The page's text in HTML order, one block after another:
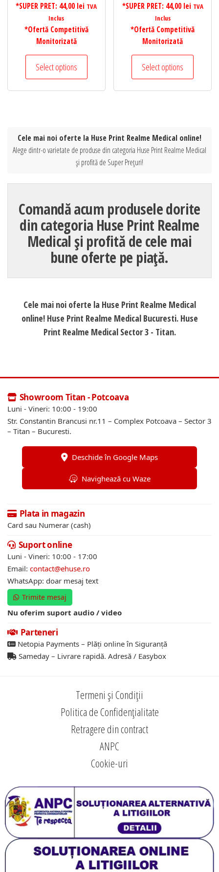
*SUPER PRET: 44,00 lei TVA
Inclus
*Ofertă Competitivă
Monitorizată
Select options
*SUPER PRET: 44,00 lei TVA
Inclus
*Ofertă Competitivă
Monitorizată
Select options
Cele mai noi oferte la Huse Print Realme Medical online!
Alege dintr-o varietate de produse din categoria Huse Print Realme Medical
și profită de Super Prețuri!
Comandă acum produsele dorite
din categoria Huse Print Realme
Medical și profită de cele mai
bune oferte pe piață.
Cele mai noi oferte la Huse Print Realme Medical
online! Huse Print Realme Medical Bucuresti. Huse
Print Realme Medical Sector 3 - Titan.
Showroom Titan - Potcoava
Luni - Vineri: 10:00 - 19:00
Str. Constantin Brancusi nr.11 – Complex Potcoava – Sector 3
– Titan – Bucuresti.
Deschide în Google Maps
Navighează cu Waze
Plata in magazin
Card sau Numerar (cash)
Suport online
Luni - Vineri: 10:00 - 17:00
Email: contact@ehuse.ro
WhatsApp: doar mesaj text
Trimite mesaj
Nu oferim suport audio / video
Parteneri
Netopia Payments – Plăți online în Siguranță
Sameday – Livrare rapidă. Adresă / Easybox
Termeni și Condiții
Politica de Confidențialitate
Retragere din contract
ANPC
Cookie-uri